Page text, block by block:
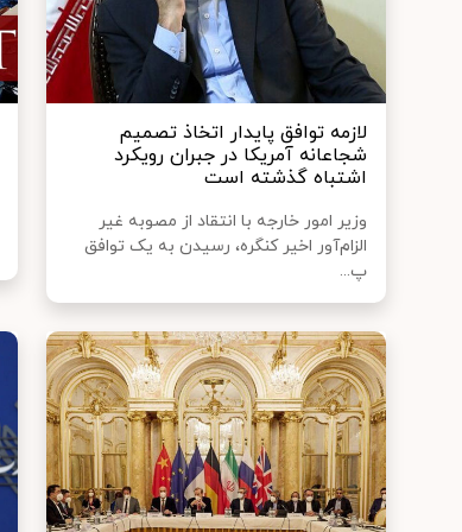
لازمه توافق پایدار اتخاذ تصمیم
شجاعانه آمریکا در جبران رویکرد
اشتباه گذشته است
وزیر امور خارجه با انتقاد از مصوبه غیر
الزام‌آور اخیر کنگره، رسیدن به یک توافق
پ...